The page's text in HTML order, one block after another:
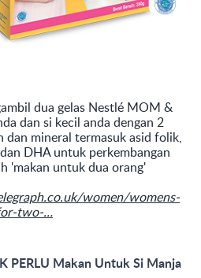
dua gelas Nestlé MOM &
dan si kecil anda dengan 2
mineral termasuk asid folik,
DHA untuk perkembangan
'makan untuk dua orang'
women/womens-
two-…
PERLU Makan Untuk Si Manja